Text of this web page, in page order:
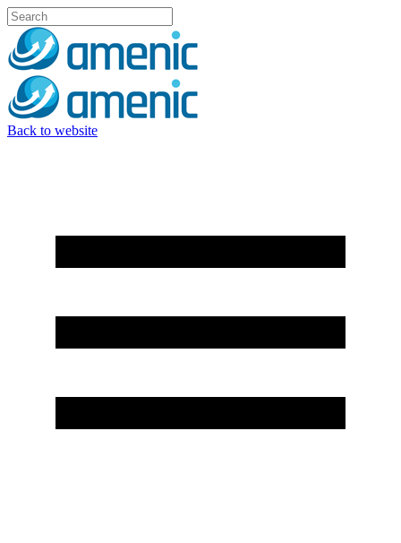
Back to website